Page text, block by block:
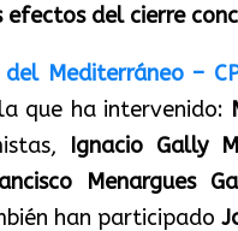
del cierre
Mediterráneo –
que ha intervenido:
Ignacio Gally
Menargues
han participado